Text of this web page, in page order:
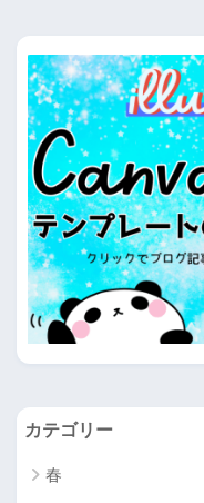
カテゴリー
春